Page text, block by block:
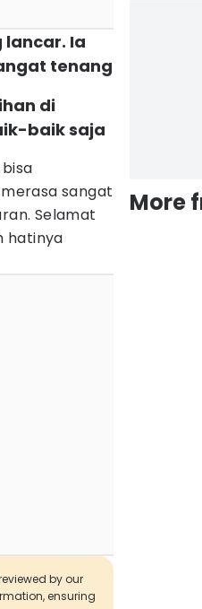
lancar. Ia
tenang
di
baik saja
sangat
Selamat
hatinya
by our
ensuring
More